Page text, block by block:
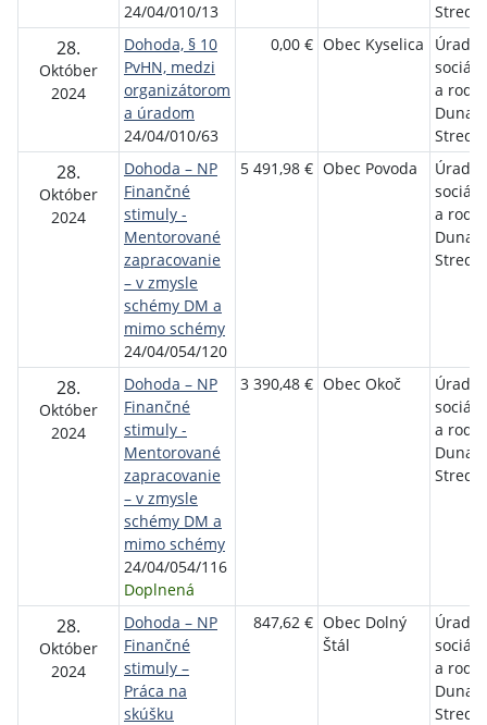
24/04/010/13
Streda
28.
Október
2024
Dohoda, § 10
PvHN, medzi
organizátorom
a úradom
24/04/010/63
0,00 € Obec Kyselica
Úrad
a
Streda
28.
Október
2024
Dohoda – NP
Finančné
stimuly -
Mentorované
zapracovanie
– v zmysle
schémy DM a
mimo schémy
24/04/054/120
5 491,98 € Obec Povoda
Úrad
a
Streda
28.
Október
2024
Dohoda – NP
Finančné
stimuly -
Mentorované
zapracovanie
– v zmysle
schémy DM a
mimo schémy
24/04/054/116
Doplnená
3 390,48 € Obec Okoč
Úrad
a
Streda
28.
Október
2024
Dohoda – NP
Finančné
stimuly –
Práca na
skúšku
847,62 € Obec Dolný
Štál
Úrad
a
Streda